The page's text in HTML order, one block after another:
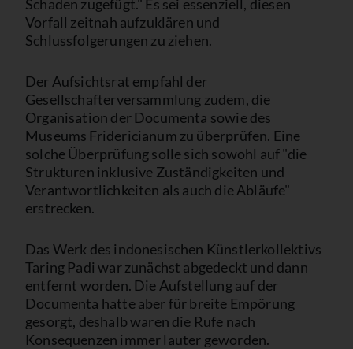
Schaden zugefügt." Es sei essenziell, diesen
Vorfall zeitnah aufzuklären und
Schlussfolgerungen zu ziehen.
Der Aufsichtsrat empfahl der
Gesellschafterversammlung zudem, die
Organisation der Documenta sowie des
Museums Fridericianum zu überprüfen. Eine
solche Überprüfung solle sich sowohl auf "die
Strukturen inklusive Zuständigkeiten und
Verantwortlichkeiten als auch die Abläufe"
erstrecken.
Das Werk des indonesischen Künstlerkollektivs
Taring Padi war zunächst abgedeckt und dann
entfernt worden. Die Aufstellung auf der
Documenta hatte aber für breite Empörung
gesorgt, deshalb waren die Rufe nach
Konsequenzen immer lauter geworden.